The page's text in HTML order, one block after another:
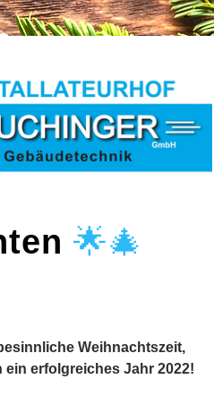
🌟🎄
Weihnachtszeit,
erfolgreiches Jahr 2022!